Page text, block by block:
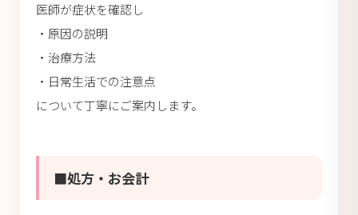
医師が症状を確認し
・原因の説明
・治療方法
・日常生活での注意点
について丁寧にご案内します。
■処方・お会計